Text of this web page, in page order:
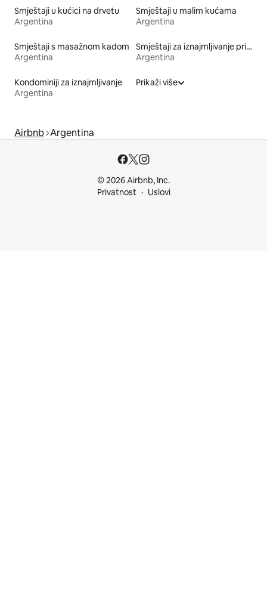
Smještaji u kućici na drvetu
Argentina
Smještaji u malim kućama
Argentina
Smještaji s masažnom kadom
Argentina
Smještaji za iznajmljivanje prikladni za kućne ljubimce
Argentina
Kondominiji za iznajmljivanje
Argentina
Prikaži više
Airbnb Argentina
© 2026 Airbnb, Inc.
Privatnost
Uslovi